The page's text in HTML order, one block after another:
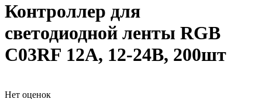
Контроллер для
светодиодной ленты RGB
C03RF 12A, 12-24В, 200шт
Нет оценок